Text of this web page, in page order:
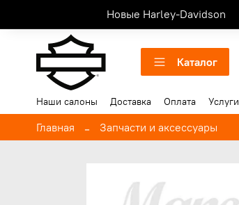
Новые Harley-Davidson
Каталог
Наши салоны Доставка Оплата Услуги
Главная Запчасти и аксессуары